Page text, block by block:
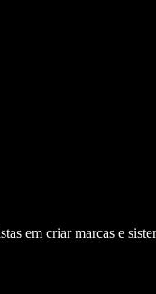
em criar marcas e